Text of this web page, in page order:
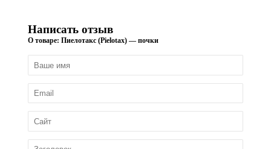
Написать отзыв
О товаре: Пиелотакс (Pielotax) — почки